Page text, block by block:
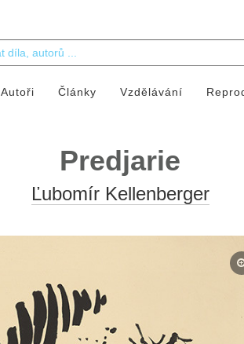
Autoři Články Vzdělávání
Predjarie
Ľubomír Kellenberger